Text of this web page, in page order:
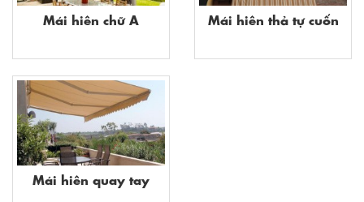
Mái hiên chữ A Mái hiên thả tự cuốn
Mái hiên quay tay